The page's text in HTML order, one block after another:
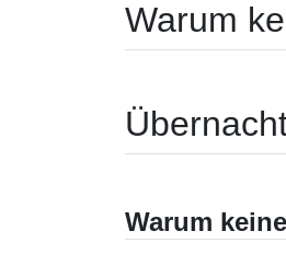
Warum